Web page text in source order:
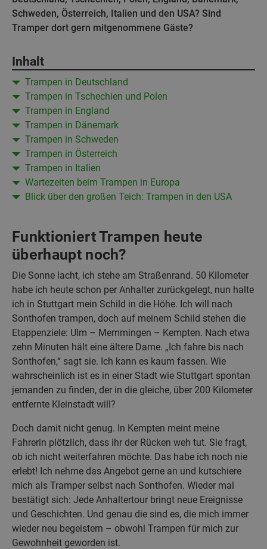
Schweden, Österreich, Italien und den USA? Sind
Tramper dort gern mitgenommene Gäste?
Inhalt
Trampen in Deutschland
Trampen in Tschechien und Polen
Trampen in England
Trampen in Dänemark
Trampen in Schweden
Trampen in Österreich
Trampen in Italien
Wartezeiten beim Trampen in Europa
Blick über den großen Teich: Trampen in den USA
Funktioniert Trampen heute
überhaupt noch?
Die Sonne lacht, ich stehe am Straßenrand. 50 Kilometer
habe ich heute schon per Anhalter zurückgelegt, nun halte
ich in Stuttgart mein Schild in die Höhe. Ich will nach
Sonthofen trampen, doch auf meinem Schild stehen die
Etappenziele: Ulm – Memmingen – Kempten. Nach etwa
zehn Minuten hält eine ältere Dame. „Ich fahre bis nach
Sonthofen,“ sagt sie. Ich kann es kaum fassen. Wie
wahrscheinlich ist es in einer Stadt wie Stuttgart spontan
jemanden zu finden, der in die gleiche, über 200 Kilometer
entfernte Kleinstadt will?
Doch damit nicht genug. In Kempten meint meine
Fahrerin plötzlich, dass ihr der Rücken weh tut. Sie fragt,
ob ich nicht weiterfahren möchte. Das habe ich noch nie
erlebt! Ich nehme das Angebot gerne an und kutschiere
mich als Tramper selbst nach Sonthofen. Wieder mal
bestätigt sich: Jede Anhaltertour bringt neue Ereignisse
und Geschichten. Und genau die sind es, die mich immer
wieder neu begeistern – obwohl Trampen für mich zur
Gewohnheit geworden ist.